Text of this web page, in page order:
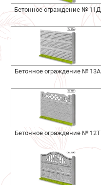
Бетонное ограждение № 11Д
Бетонное ограждение № 13А
Бетонное ограждение № 12Т